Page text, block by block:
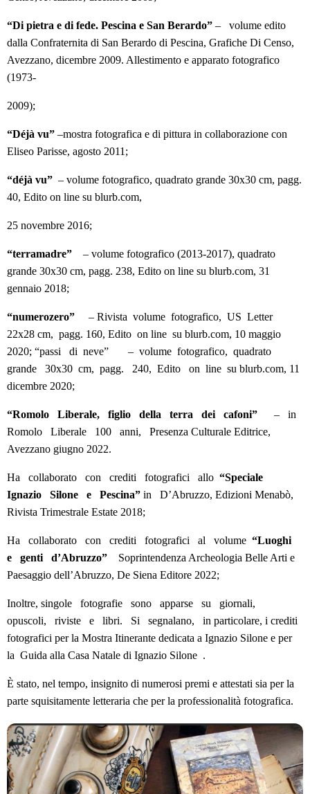
“Di pietra e di fede. Pescina e San Berardo” – volume edito
dalla Confraternita di San Berardo di Pescina, Grafiche Di Censo,
Avezzano, dicembre 2009. Allestimento e apparato fotografico
(1973-
2009);
“Déjà vu” –mostra fotografica e di pittura in collaborazione con
Eliseo Parisse, agosto 2011;
“déjà vu” – volume fotografico, quadrato grande 30x30 cm, pagg.
40, Edito on line su blurb.com,
25 novembre 2016;
“terramadre” – volume fotografico (2013-2017), quadrato
grande 30x30 cm, pagg. 238, Edito on line su blurb.com, 31
gennaio 2018;
“numerozero” – Rivista volume fotografico, US Letter
22x28 cm, pagg. 160, Edito on line su blurb.com, 10 maggio
2020; “passi di neve” – volume fotografico, quadrato
grande 30x30 cm, pagg. 240, Edito on line su blurb.com, 11
dicembre 2020;
“Romolo Liberale, figlio della terra dei cafoni” – in
Romolo Liberale 100 anni, Presenza Culturale Editrice,
Avezzano giugno 2022.
Ha collaborato con crediti fotografici allo “Speciale
Ignazio Silone e Pescina” in D’Abruzzo, Edizioni Menabò,
Rivista Trimestrale Estate 2018;
Ha collaborato con crediti fotografici al volume “Luoghi
e genti d’Abruzzo” Soprintendenza Archeologia Belle Arti e
Paesaggio dell’Abruzzo, De Siena Editore 2022;
Inoltre, singole fotografie sono apparse su giornali,
opuscoli, riviste e libri. Si segnalano, in particolare, i crediti
fotografici per la Mostra Itinerante dedicata a Ignazio Silone e per
la Guida alla Casa Natale di Ignazio Silone .
È stato, nel tempo, insignito di numerosi premi e attestati sia per la
parte squisitamente letteraria che per la professionalità fotografica.